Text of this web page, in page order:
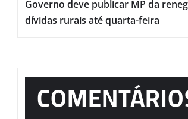
Governo deve publicar MP da
dívidas rurais até quarta-feira